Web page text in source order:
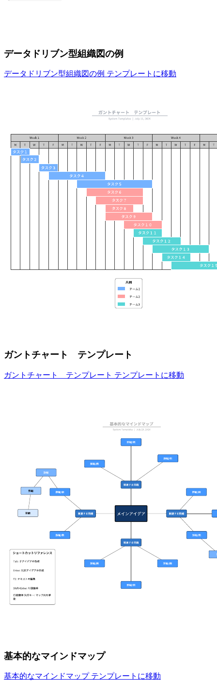
データドリブン型組織図の例
データドリブン型組織図の例 テンプレートに移動
ガントチャート テンプレート
ガントチャート テンプレート テンプレートに移動
基本的なマインドマップ
基本的なマインドマップ テンプレートに移動